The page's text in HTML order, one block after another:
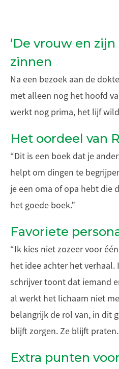
‘De vrouw en
zinnen
Na een bezoek aan de
met alleen nog het hoofd
werkt nog prima, het lijf
Het oordeel van
“Dit is een boek dat je
helpt om dingen te
je een oma of opa hebt die
het goede boek.”
Favoriete
“Ik kies niet zozeer voor
het idee achter het
schrijver toont dat iemand
al werkt het lichaam niet
belangrijk de rol van, in dit
blijft zorgen. Ze blijft
Extra punten